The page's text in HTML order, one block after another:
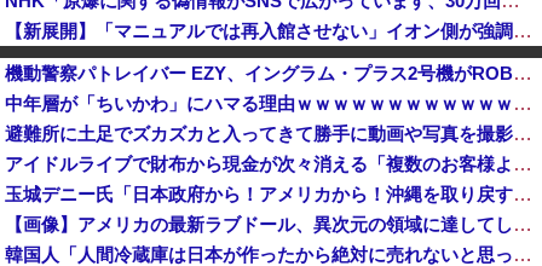
【新展開】「マニュアルでは再入館させない」イオン側が強調していた事故、従業員の証言で前提が崩れ始める
【悲報】杉村太蔵、一律減税を『断固拒否』してる理由はこちら・・・
【悲報】長崎市+反核団体「台湾は中国の一部」
佐藤二朗さん、言葉にできない悔しさを感じる・・・「“ほんとうのこと”を僕の口からは何ひとつ言えなくて」
機動警察パトレイバー EZY、イングラム・プラス2号機がROBOT魂で発売へ…17式特型指揮車付属！
中年層が「ちいかわ」にハマる理由ｗｗｗｗｗｗｗｗｗｗｗｗｗｗｗｗｗｗｗｗｗｗｗｗｗｗｗｗｗｗｗｗ
避難所に土足でズカズカと入ってきて勝手に動画や写真を撮影したメディア取材陣、挙句の果てに要求してきたのは……
アイドルライブで財布から現金が次々消える「複数のお客様より被害報告」警察に相談へ
玉城デニー氏「日本政府から！アメリカから！沖縄を取り戻す！」（動画あり）
【画像】アメリカの最新ラブドール、異次元の領域に達してしまうｗｗｗｗｗｗ
韓国人「人間冷蔵庫は日本が作ったから絶対に売れないと思ったのに、既に200台も売れたんだそうです…」